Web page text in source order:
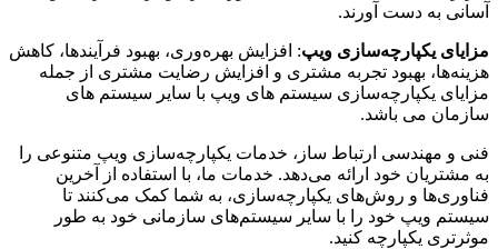
آسانی به دست آورند.
مزایای یکپارچه‌سازی ویپ: افزایش بهره‌وری، بهبود فرآیندها، کاهش
هزینه‌ها، بهبود تجربه مشتری و افزایش رضایت مشتری از جمله
مزایای یکپارچه‌سازی سیستم های ویپ با سایر سیستم های
سازمان می باشد.
فنی و مهندسی ارتباط ساز، خدمات یکپارچه‌سازی ویپ متنوعی را
به مشتریان خود ارائه می‌دهد. خدمات ما، با استفاده از آخرین
فناوری‌ها و روش‌های یکپارچه‌سازی، به شما کمک می‌کنند تا
سیستم ویپ خود را با سایر سیستم‌های سازمانی خود به طور
موثرتری یکپارچه کنید.